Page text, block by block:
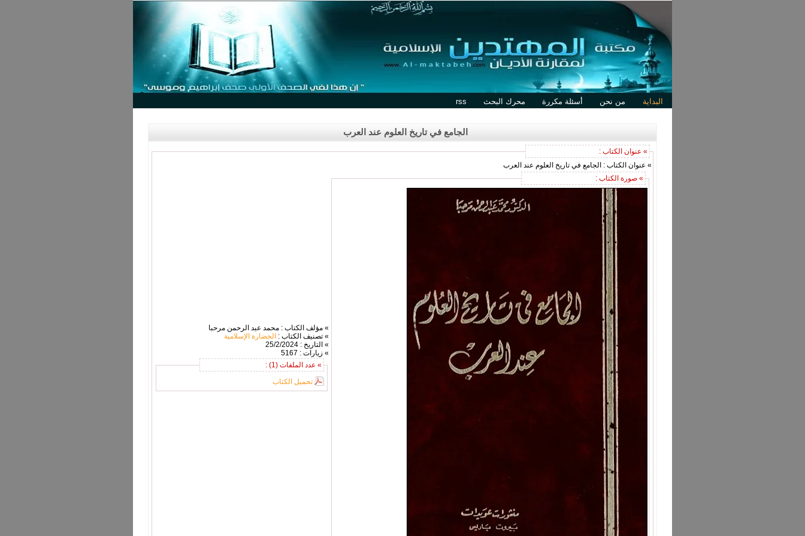
البداية من نحن أسئلة مكررة محرك البحث rss
الجامع في تاريخ العلوم عند العرب
» عنوان الكتاب :
» عنوان الكتاب : الجامع في تاريخ العلوم عند العرب
» صورة الكتاب :
» مؤلف الكتاب : محمد عبد الرحمن مرحبا
» تصنيف الكتاب : الحضارة الإسلامية
» التاريخ : 25/2/2024
» زيارات : 5167
» عدد الملفات (1) :
تحميل الكتاب